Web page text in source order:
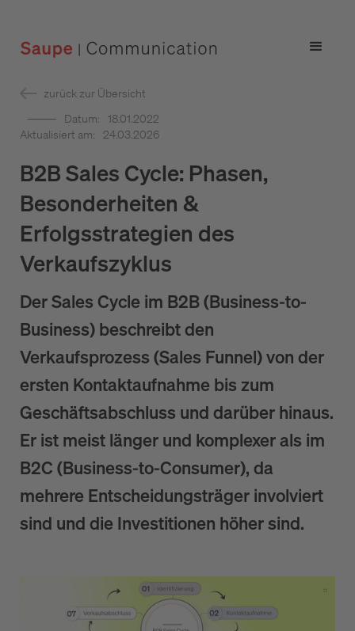
zurück zur Übersicht
Datum: 18.01.2022
Aktualisiert am: 24.03.2026
B2B Sales Cycle: Phasen,
Besonderheiten &
Erfolgsstrategien des
Verkaufszyklus
DerSales Cycle im B2B(Business-to-
Business) beschreibt den
Verkaufsprozess (Sales Funnel) von der
ersten Kontaktaufnahme bis zum
Geschäftsabschluss und darüber hinaus.
Er ist meist länger und komplexer als im
B2C (Business-to-Consumer), da
mehrere Entscheidungsträger involviert
sind und die Investitionen höher sind.